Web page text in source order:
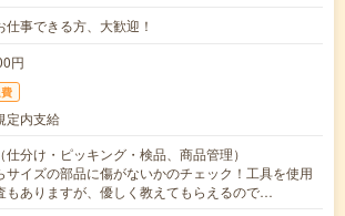
仕事できる方、大歓迎！
円
定内支給
仕分け・ピッキング・検品、商品管理）
サイズの部品に傷がないかのチェック！工具を使用
もありますが、優しく教えてもらえるので…